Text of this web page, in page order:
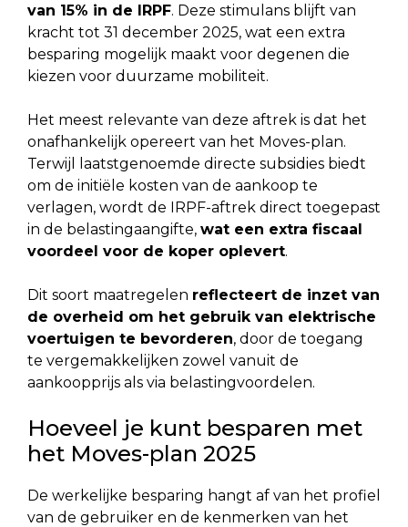
van 15% in de IRPF. Deze stimulans blijft van
kracht tot 31 december 2025, wat een extra
besparing mogelijk maakt voor degenen die
kiezen voor duurzame mobiliteit.
Het meest relevante van deze aftrek is dat het
onafhankelijk opereert van het Moves-plan.
Terwijl laatstgenoemde directe subsidies biedt
om de initiële kosten van de aankoop te
verlagen, wordt de IRPF-aftrek direct toegepast
in de belastingaangifte, wat een extra fiscaal
voordeel voor de koper oplevert.
Dit soort maatregelen reflecteert de inzet van
de overheid om het gebruik van elektrische
voertuigen te bevorderen, door de toegang
te vergemakkelijken zowel vanuit de
aankoopprijs als via belastingvoordelen.
Hoeveel je kunt besparen met
het Moves-plan 2025
De werkelijke besparing hangt af van het profiel
van de gebruiker en de kenmerken van het